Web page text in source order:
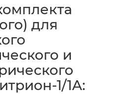
для
и
1/1А: